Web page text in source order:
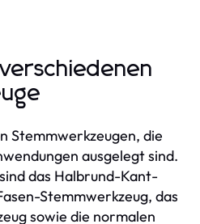
Stemmwerkzeugen, die
ausgelegt sind.
das Halbrund-Kant-
Stemmwerkzeug, das
sowie die normalen